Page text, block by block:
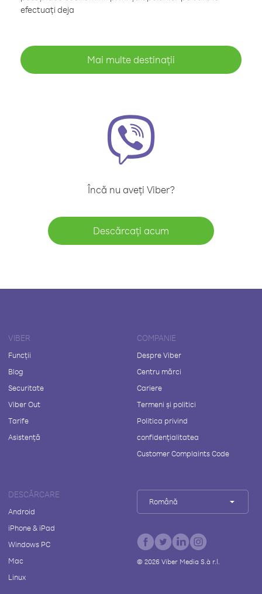
efectuați deja
Mai multe destinații
Încă nu aveți Viber?
Descărcați acum
VIBER
Funcții
Blog
Securitate
Viber Out
Tarife
Asistență
COMPANIE
Despre Viber
Centru mărci
Cariere
Termeni și politici
Politica privind
confidențialitatea
Customer Complaints Code
DESCĂRCARE
Android
iPhone & iPad
Windows PC
Mac
Linux
Română
© 2026Viber Media S.à r.l.